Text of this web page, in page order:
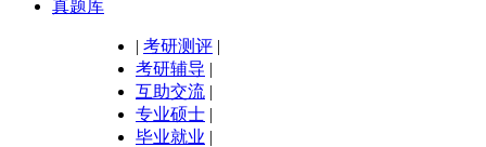
真题库
| 考研测评 |
考研辅导 |
互助交流 |
专业硕士 |
毕业就业 |